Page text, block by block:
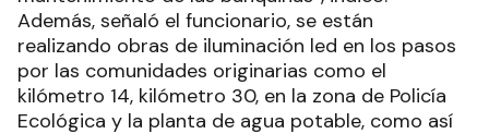
Además, señaló el funcionario, se están
realizando obras de iluminación led en los pasos
por las comunidades originarias como el
kilómetro 14, kilómetro 30, en la zona de Policía
Ecológica y la planta de agua potable, como así